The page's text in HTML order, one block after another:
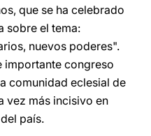
que se ha celebrado
sobre el tema:
nuevos poderes".
importante congreso
comunidad eclesial de
vez más incisivo en
país.